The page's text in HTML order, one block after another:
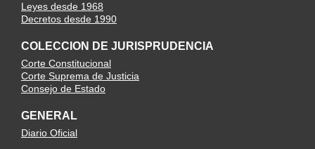
Leyes desde 1968
Decretos desde 1990
COLECCION DE JURISPRUDENCIA
Corte Constitucional
Corte Suprema de Justicia
Consejo de Estado
GENERAL
Diario Oficial